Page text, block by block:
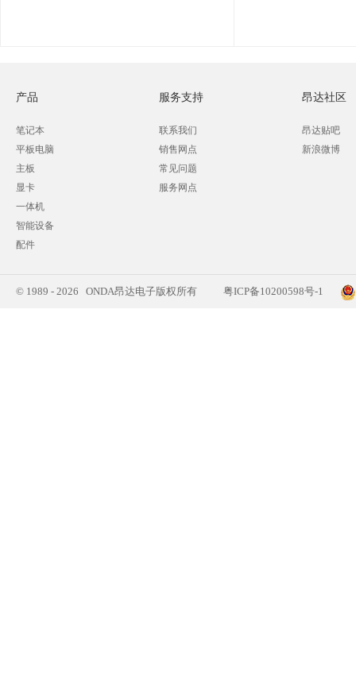
产品
笔记本
平板电脑
主板
显卡
一体机
智能设备
配件
服务支持
联系我们
销售网点
常见问题
服务网点
昂达社区
昂达贴吧
新浪微博
© 1989 - 2026 ONDA昂达电子版权所有 粤ICP备10200598号-1